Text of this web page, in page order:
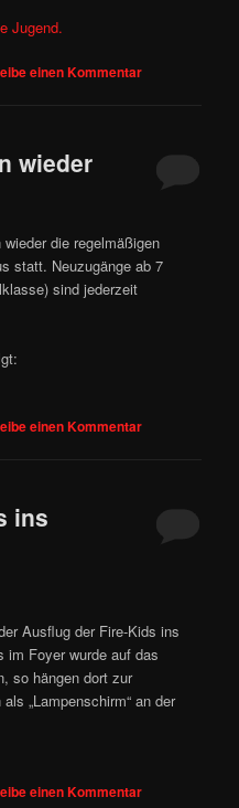
Jugend.
einen Kommentar
wieder
die regelmäßigen
statt. Neuzugänge ab 7
sind jederzeit
einen Kommentar
ins
Ausflug der Fire-Kids ins
im Foyer wurde auf das
so hängen dort zur
„Lampenschirm“ an der
einen Kommentar